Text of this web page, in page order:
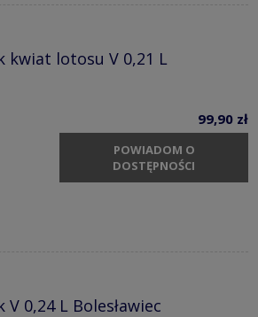
kwiat lotosu V 0,21 L
99,90 zł
POWIADOM O
DOSTĘPNOŚCI
0,24 L Bolesławiec